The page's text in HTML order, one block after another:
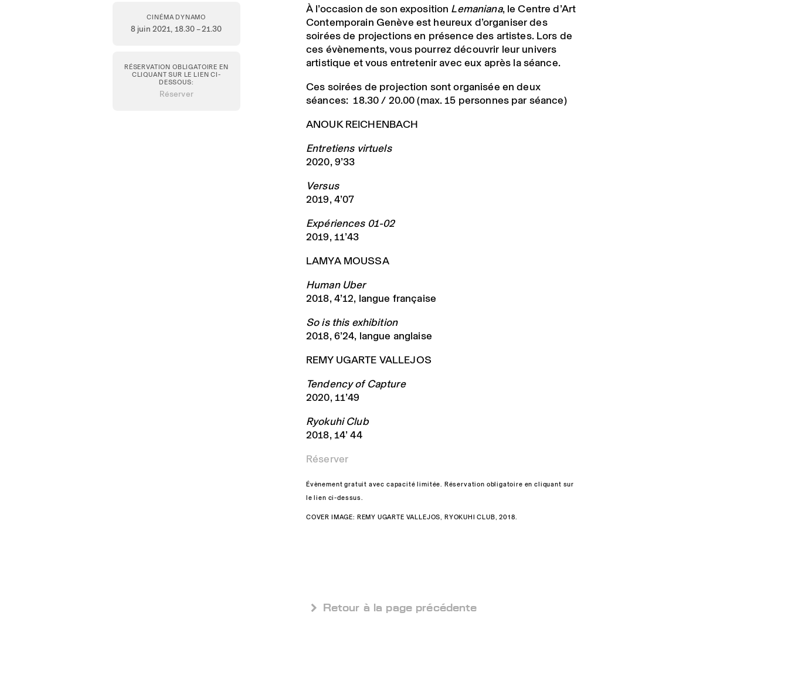
CINÉMA DYNAMO
8 juin 2021, 18.30 – 21.30
RÉSERVATION OBLIGATOIRE EN
CLIQUANT SUR LE LIEN CI-
DESSOUS:
Réserver
À l’occasion de son exposition Lemaniana, le Centre d’Art
Contemporain Genève est heureux d’organiser des
soirées de projections en présence des artistes. Lors de
ces évènements, vous pourrez découvrir leur univers
artistique et vous entretenir avec eux après la séance.
Ces soirées de projection sont organisée en deux
séances: 18.30 / 20.00 (max. 15 personnes par séance)
ANOUK REICHENBACH
Entretiens virtuels
2020, 9’33
Versus
2019, 4’07
Expériences 01-02
2019, 11’43
LAMYA MOUSSA
Human Uber
2018, 4’12, langue française
So is this exhibition
2018, 6’24, langue anglaise
REMY UGARTE VALLEJOS
Tendency of Capture
2020, 11’49
Ryokuhi Club
2018, 14’ 44
Réserver
Évènement gratuit avec capacité limitée. Réservation obligatoire en cliquant sur
le lien ci-dessus.
COVER IMAGE: REMY UGARTE VALLEJOS, RYOKUHI CLUB, 2018.
 Retour à la page précédente